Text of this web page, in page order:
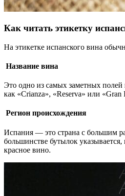
Как читать этикетку
На этикетке испанского вина
Название вина
Это одно из самых заметных полей
как «Crianza», «Reserva» или «Gran
Регион происхождения
Испания — это страна с большим
большинстве бутылок
красное вино.